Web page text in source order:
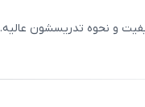
و نحوه تدریسشون عالیه.